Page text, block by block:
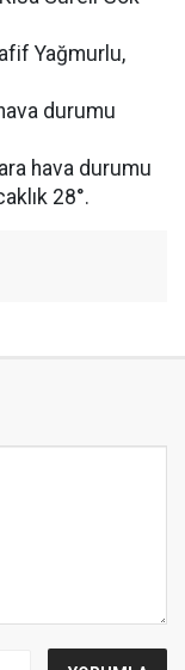
Yağmurlu,
durumu
hava durumu
28°.